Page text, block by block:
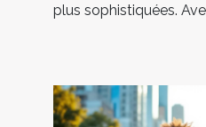
plus sophistiquées.